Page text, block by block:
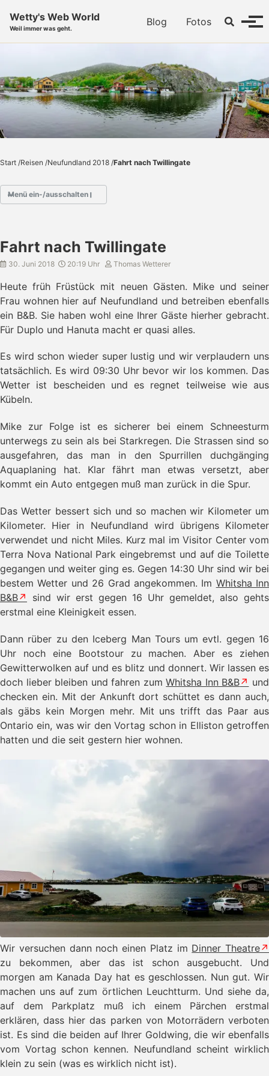
Wetty's Web World
Weil immer was geht.
Blog Fotos Toggle
Start /Reisen /Neufundland 2018 /Fahrt nach Twillingate
Menü ein-/ausschalten
- Abflug
- St. John's
- Elliston
- Puffins, Dungeon und Landschaft
Fahrt nach Twillingate
- Fogo Island
- Weiter Richtung Norden
- L’anse aux Meadows
- Wikinger Runde
- Fahrt nach Rocky Harbour
- Fahrt nach Port aux Basque
- Fähr Überfahrt
- Cape Breton
- Fahrt nach Pictou
- Fahrt nach Lunenburg
- Fahrt nach Halifax
- Halifax
- Wieder zurück
- Fazit Neufundland
- Bilder Neufundland
Fahrt nach Twillingate
30. Juni 2018 20:19 Uhr Thomas Wetterer
Heute früh Früstück mit neuen Gästen. Mike und seiner
Frau wohnen hier auf Neufundland und betreiben ebenfalls
ein B&B. Sie haben wohl eine Ihrer Gäste hierher gebracht.
Für Duplo und Hanuta macht er quasi alles.
Es wird schon wieder super lustig und wir verplaudern uns
tatsächlich. Es wird 09:30 Uhr bevor wir los kommen. Das
Wetter ist bescheiden und es regnet teilweise wie aus
Kübeln.
Mike zur Folge ist es sicherer bei einem Schneesturm
unterwegs zu sein als bei Starkregen. Die Strassen sind so
ausgefahren, das man in den Spurrillen duchgänging
Aquaplaning hat. Klar fährt man etwas versetzt, aber
kommt ein Auto entgegen muß man zurück in die Spur.
Das Wetter bessert sich und so machen wir Kilometer um
Kilometer. Hier in Neufundland wird übrigens Kilometer
verwendet und nicht Miles. Kurz mal im Visitor Center vom
Terra Nova National Park eingebremst und auf die Toilette
gegangen und weiter ging es. Gegen 14:30 Uhr sind wir bei
bestem Wetter und 26 Grad angekommen. Im Whitsha Inn
B&B
sind wir erst gegen 16 Uhr gemeldet, also gehts
erstmal eine Kleinigkeit essen.
Dann rüber zu den Iceberg Man Tours um evtl. gegen 16
Uhr noch eine Bootstour zu machen. Aber es ziehen
Gewitterwolken auf und es blitz und donnert. Wir lassen es
doch lieber bleiben und fahren zumWhitsha Inn B&B
und
checken ein. Mit der Ankunft dort schüttet es dann auch,
als gäbs kein Morgen mehr. Mit uns trifft das Paar aus
Ontario ein, was wir den Vortag schon in Elliston getroffen
hatten und die seit gestern hier wohnen.
Wir versuchen dann noch einen Platz im Dinner Theatre
zu bekommen, aber das ist schon ausgebucht. Und
morgen am Kanada Day hat es geschlossen. Nun gut. Wir
machen uns auf zum örtlichen Leuchtturm. Und siehe da,
auf dem Parkplatz muß ich einem Pärchen erstmal
erklären, dass hier das parken von Motorrädern verboten
ist. Es sind die beiden auf Ihrer Goldwing, die wir ebenfalls
vom Vortag schon kennen. Neufundland scheint wirklich
klein zu sein (was es wirklich nicht ist).